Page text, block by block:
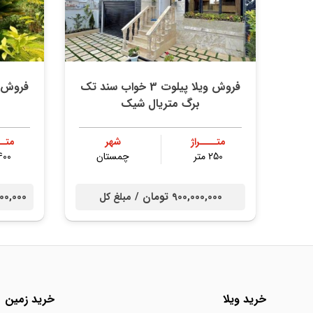
فروش ویلا پیلوت 3 خواب سند تک
برگ متریال شیک
متــــراژ
250 متر
شهر
چمستان
900,000,000 تومان / مبلغ کل
400
خرید ویلا خرید زمین